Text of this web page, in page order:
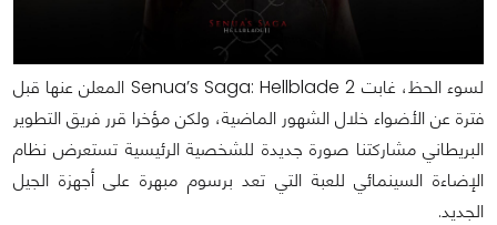
لسوء الحظ، غابت Senua’s Saga: Hellblade 2 المعلن عنها قبل
فترة عن الأضواء خلال الشهور الماضية، ولكن مؤخرا قرر فريق التطوير
البريطاني مشاركتنا صورة جديدة للشخصية الرئيسية تستعرض نظام
الإضاءة السينمائي للعبة التي تعد برسوم مبهرة على أجهزة الجيل
الجديد.